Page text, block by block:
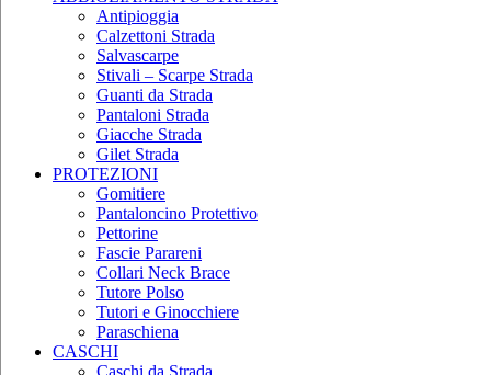
Antipioggia
Calzettoni Strada
Salvascarpe
Stivali – Scarpe Strada
Guanti da Strada
Pantaloni Strada
Giacche Strada
Gilet Strada
PROTEZIONI
Gomitiere
Pantaloncino Protettivo
Pettorine
Fascie Parareni
Collari Neck Brace
Tutore Polso
Tutori e Ginocchiere
Paraschiena
CASCHI
Caschi da Strada